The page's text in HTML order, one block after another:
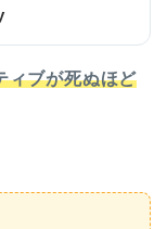
ィブが死ぬほど